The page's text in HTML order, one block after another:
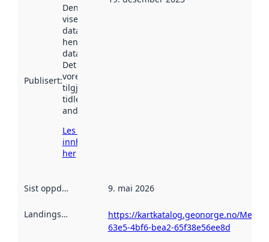
Publisert:
Denne datoen
viser når
datasettet vart
henta inn av
data.norge.no.
Det kan ha
vore
tilgjengeleg
tidlegare
andre stader.
Les meir om
innhenting
her
Sist oppdatert 9. mai 2026
Landingsside
https://kartkatalog.geonorge.no/
63e5-4bf6-bea2-65f38e56ee8d